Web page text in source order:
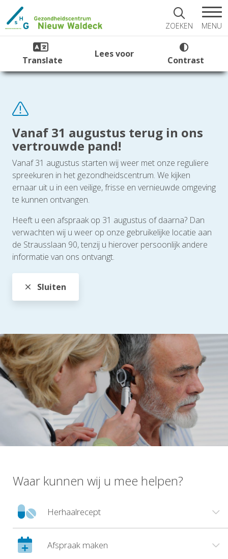
ZOEKEN MENU
Translate
Lees voor
Contrast
Vanaf 31 augustus terug in ons
vertrouwde pand!
Vanaf 31 augustus starten wij weer met onze reguliere
spreekuren in het gezondheidscentrum. We kijken
ernaar uit u in een veilige, frisse en vernieuwde omgeving
te kunnen ontvangen.
Heeft u een afspraak op 31 augustus of daarna? Dan
verwachten wij u weer op onze gebruikelijke locatie aan
de Strausslaan 90, tenzij u hierover persoonlijk andere
informatie van ons ontvangt.
Sluiten
Waar kunnen wij u mee helpen?
Herhaalrecept
Afspraak maken